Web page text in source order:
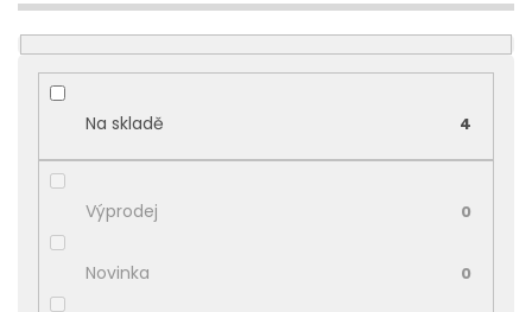
r
o
d
u
ů
Na skladě 4
Výprodej 0
Novinka 0